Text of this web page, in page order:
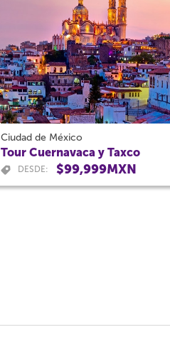
Ciudad de México
Tour Cuernavaca y Taxco
DESDE: $99,999MXN